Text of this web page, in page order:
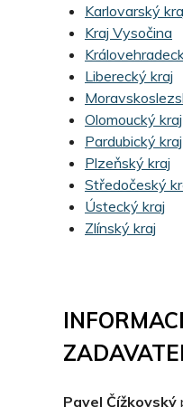
Karlovarský
Kraj Vysočina
Liberecký kraj
Olomoucký kraj
Pardubický kraj
Plzeňský kraj
Středočeský
Ústecký kraj
Zlínský kraj
Pavel Čížkovský